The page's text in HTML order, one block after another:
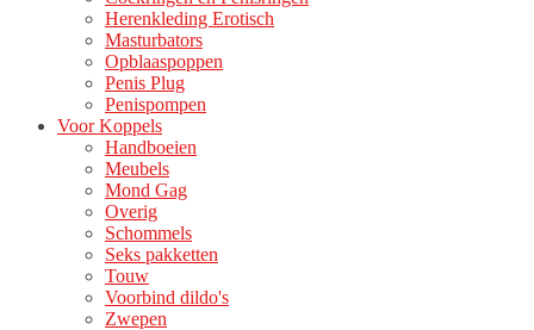
Herenkleding Erotisch
Masturbators
Opblaaspoppen
Penis Plug
Penispompen
Voor Koppels
Handboeien
Meubels
Mond Gag
Overig
Schommels
Seks pakketten
Touw
Voorbind dildo's
Zwepen